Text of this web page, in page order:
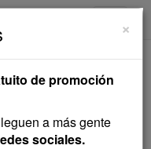
×
de promoción
a más gente
sociales.